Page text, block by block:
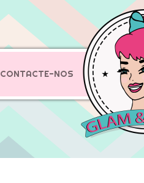
CONTACTE-NOS